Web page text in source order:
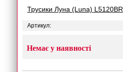
Трусики Луна (Luna) L5120BR
Артикул:
Немає у наявності